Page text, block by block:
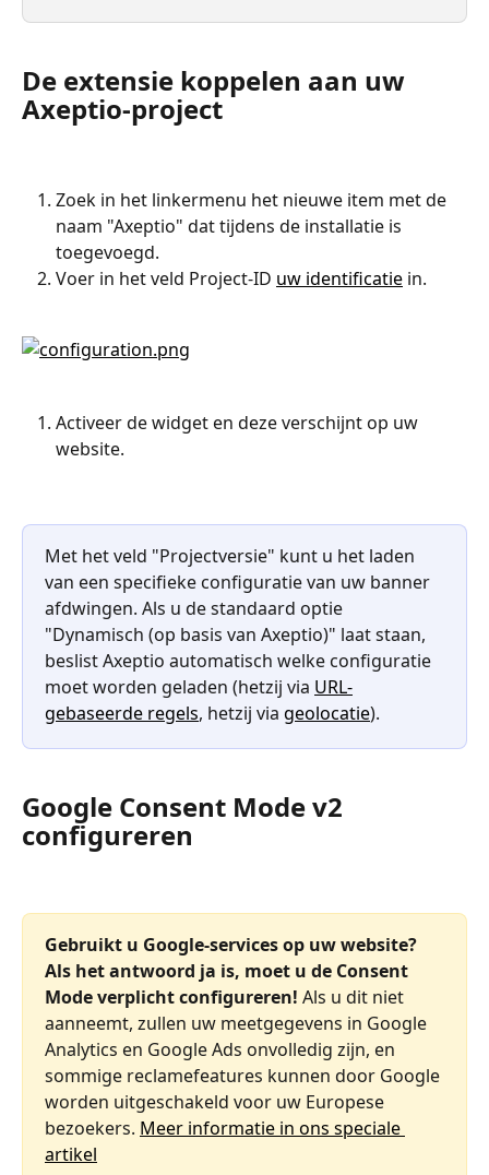
De extensie koppelen aan uw
Axeptio-project
Zoek in het linkermenu het nieuwe item met de
naam "Axeptio" dat tijdens de installatie is
toegevoegd.
Voer in het veld Project-ID uw identificatie in.
Activeer de widget en deze verschijnt op uw
website.
Met het veld "Projectversie" kunt u het laden
van een specifieke configuratie van uw banner
afdwingen. Als u de standaard optie
"Dynamisch (op basis van Axeptio)" laat staan,
beslist Axeptio automatisch welke configuratie
moet worden geladen (hetzij via URL-
gebaseerde regels, hetzij via geolocatie).
Google Consent Mode v2
configureren
Gebruikt u Google-services op uw website?
Als het antwoord ja is, moet u de Consent
Mode verplicht configureren! Als u dit niet
aanneemt, zullen uw meetgegevens in Google
Analytics en Google Ads onvolledig zijn, en
sommige reclamefeatures kunnen door Google
worden uitgeschakeld voor uw Europese
bezoekers. Meer informatie in ons speciale
artikel